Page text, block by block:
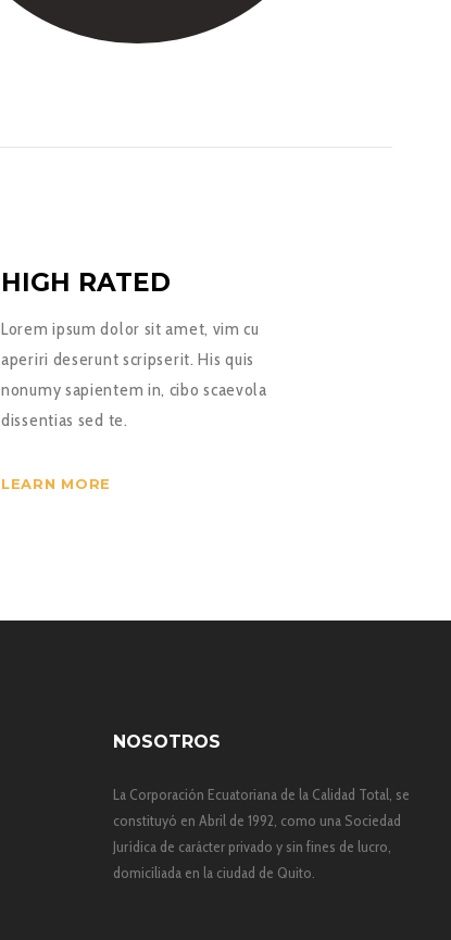
HIGH RATED
Lorem ipsum dolor sit amet, vim cu
aperiri deserunt scripserit. His quis
nonumy sapientem in, cibo scaevola
dissentias sed te.
LEARN MORE
NOSOTROS
La Corporación Ecuatoriana de la Calidad Total, se
constituyó en Abril de 1992, como una Sociedad
Jurídica de carácter privado y sin fines de lucro,
domiciliada en la ciudad de Quito.